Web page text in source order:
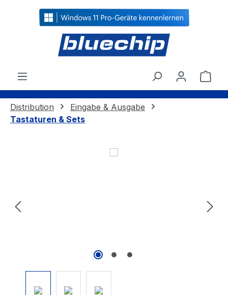
springen
Distribution
Eingabe & Ausgabe
Tastaturen & Sets
Bildergalerie überspringen